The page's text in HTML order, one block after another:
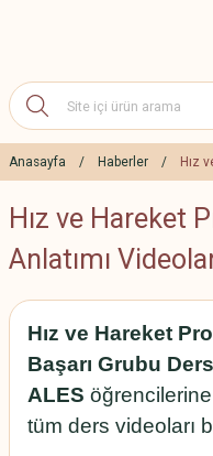
Anasayfa Haberler Hız
Hız ve Hareket
Anlatımı
Hız ve Hareket
Başarı Grubu
ALES
tüm ders videoları